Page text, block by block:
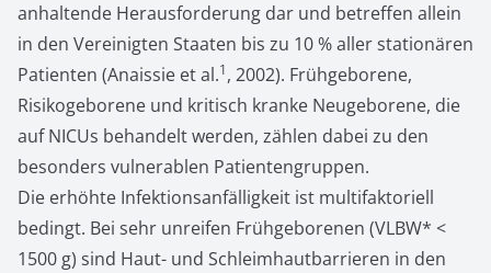
anhaltende Herausforderung dar und betreffen allein
in den Vereinigten Staaten bis zu 10 % aller stationären
Patienten (Anaissie et al.1, 2002). Frühgeborene,
Risikogeborene und kritisch kranke Neugeborene, die
auf NICUs behandelt werden, zählen dabei zu den
besonders vulnerablen Patientengruppen.
Die erhöhte Infektionsanfälligkeit ist multifaktoriell
bedingt. Bei sehr unreifen Frühgeborenen (VLBW* <
1500 g) sind Haut- und Schleimhautbarrieren in den